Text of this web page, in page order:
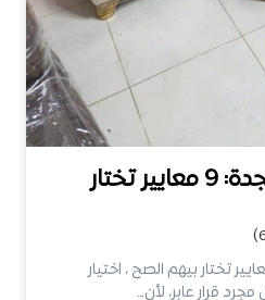
شركة نقل عفش بجدة: 9 معايير تختار
نقل عفش بجدة: 9 معايير تختار بيهم الصح ، اختيار
قرار عابر، لأن…